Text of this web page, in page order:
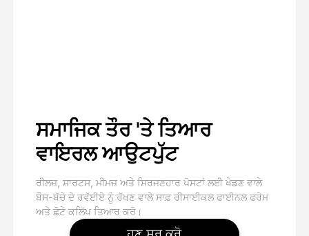
ਸਮਾਜਿਕ ਤੌਰ 'ਤੇ ਤਿਆਰ
ਵਾਇਰਲ ਆਉਟਪੁੱਟ
ਰੀਲਜ਼, ਸ਼ਾਰਟਸ, ਮੀਮਜ਼ ਅਤੇ ਸਿਰਜਣਹਾਰ ਪੋਸਟਾਂ ਲਈ ਖੇਡਣ ਵਾਲੇ
ਬੌਸ-ਬੱਚੇ ਦੇ ਰਵੱਈਏ ਨੂੰ ਰੱਖਣ ਵਾਲੇ ਸਾਫ਼ ਰੀਸਾਈਕਲ ਫਾਈਨਲ ਫਰੇਮ
ਅਤੇ ਛੋਟੇ ਕਲਿੱਪ ਤਿਆਰ ਕਰੋ।